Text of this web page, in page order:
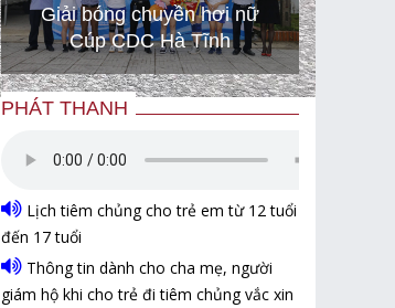
Giải bóng chuyền hơi nữ
Cúp CDC Hà Tĩnh
PHÁT THANH
Lịch tiêm chủng cho trẻ em từ 12 tuổi
đến 17 tuổi
Thông tin dành cho cha mẹ, người
giám hộ khi cho trẻ đi tiêm chủng vắc xin